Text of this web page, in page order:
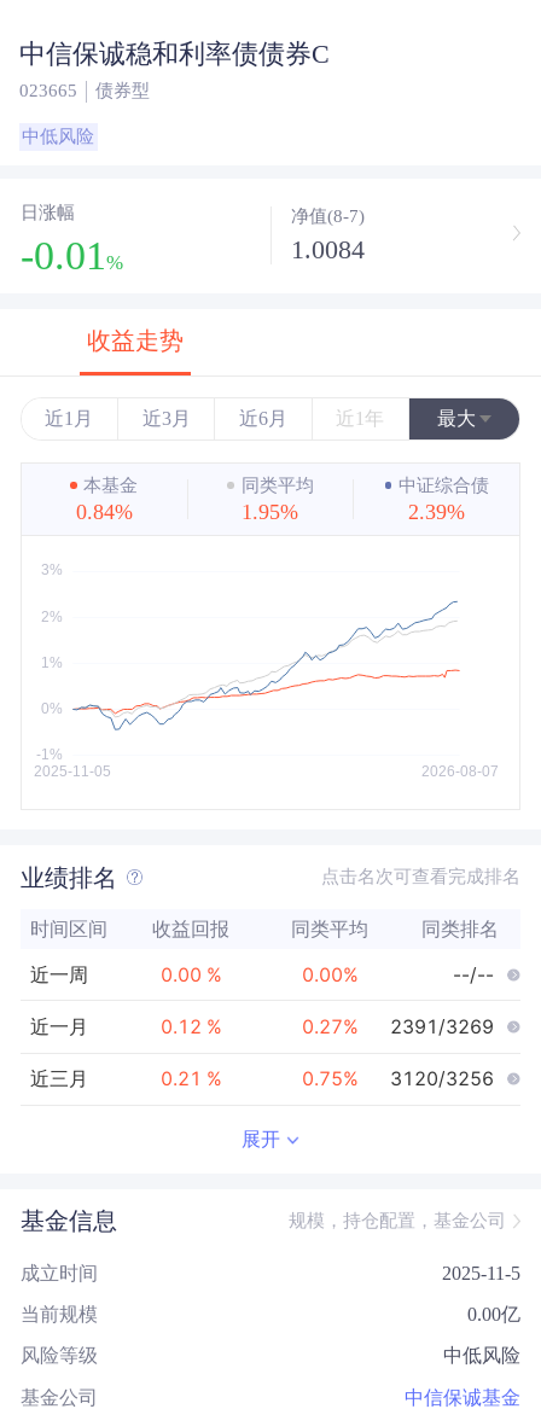
中信保诚稳和利率债债券C
023665 债券型
中低风险
日涨幅
-0.01 %
净值(8-7)
1.0084
收益走势
近1月 近3月 近6月 近1年 最大
近3年
近5年
本基金
0.84%
同类平均
1.95%
中证综合债
2.39%
业绩排名 点击名次可查看完成排名
时间区间 收益回报 同类平均 同类排名
近一周 0.00 % 0.00% --/--
近一月 0.12 % 0.27% 2391/3269
近三月 0.21 % 0.75% 3120/3256
近三年 0.00 % --/--
近五年 --/--
成立以来 --/--
展开
基金信息 规模，持仓配置，基金公司
成立时间 2025-11-5
当前规模 0.00亿
风险等级 中低风险
基金公司 中信保诚基金